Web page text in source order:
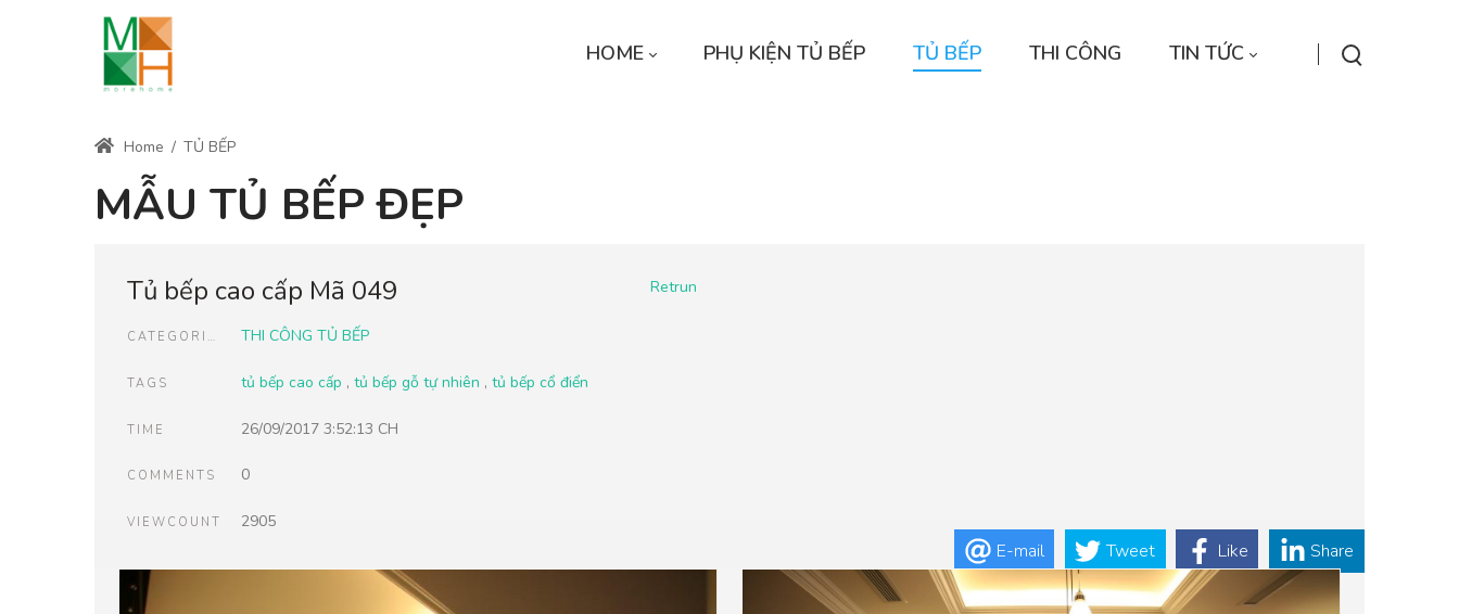
HOME PHỤ KIỆN TỦ BẾP TỦ BẾP THI CÔNG TIN TỨC
Home / TỦ BẾP
MẪU TỦ BẾP ĐẸP
E-mail Tweet Like Share
Retrun
Tủ bếp cao cấp Mã 049
CATEGORIES THI CÔNG TỦ BẾP
TAGS tủ bếp cao cấp , tủ bếp gỗ tự nhiên , tủ bếp cổ điển
TIME 26/09/2017 3:52:13 CH
COMMENTS 0
VIEWCOUNT 2905